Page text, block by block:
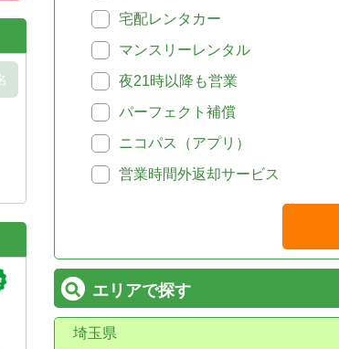
宅配レンタカー
マンスリーレンタル
夜21時以降も営業
パーフェクト補償
ニコパス（アプリ）
営業時間外返却サービス
エリアで探す
埼玉県